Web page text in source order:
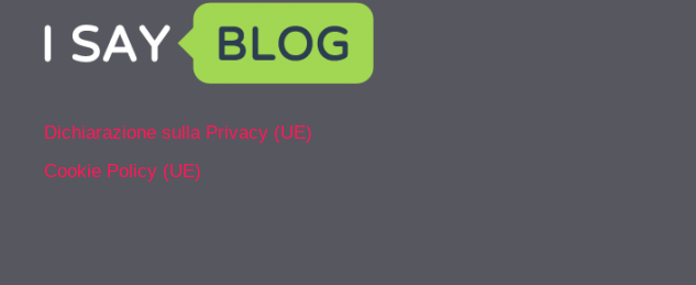
Dichiarazione sulla Privacy (UE)
Cookie Policy (UE)